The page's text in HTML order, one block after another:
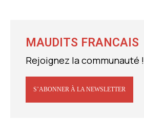
MAUDITS FRANCAIS
Rejoignez la communauté !
S’ABONNER À LA NEWSLETTER